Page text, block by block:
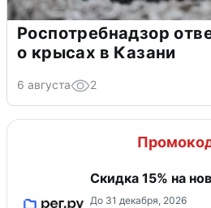
Роспотребнадзор
о крысах в Казани
6 августа 2
Скидка 15% на
До 31 декабря, 2026